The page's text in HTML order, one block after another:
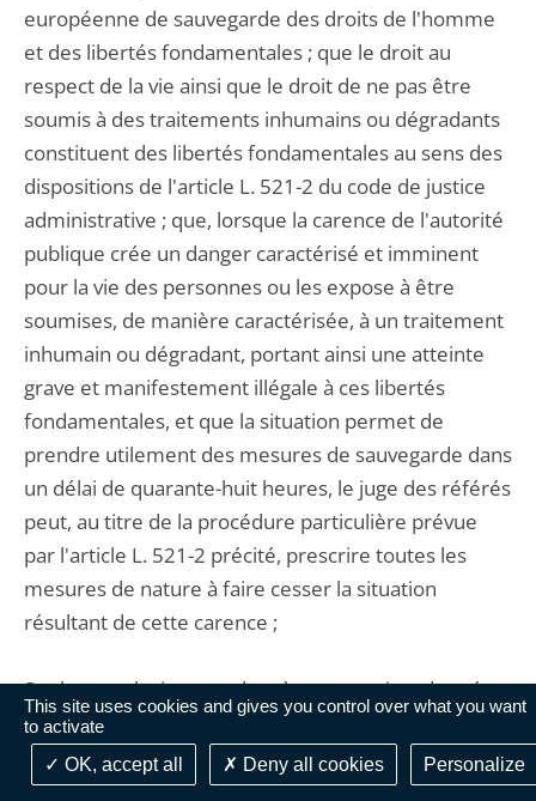
This site uses cookies and gives you control over what you want
to activate
OK, accept all
Deny all cookies Personalize
européenne de sauvegarde des droits de l'homme
et des libertés fondamentales ; que le droit au
respect de la vie ainsi que le droit de ne pas être
soumis à des traitements inhumains ou dégradants
constituent des libertés fondamentales au sens des
dispositions de l'article L. 521-2 du code de justice
administrative ; que, lorsque la carence de l'autorité
publique crée un danger caractérisé et imminent
pour la vie des personnes ou les expose à être
soumises, de manière caractérisée, à un traitement
inhumain ou dégradant, portant ainsi une atteinte
grave et manifestement illégale à ces libertés
fondamentales, et que la situation permet de
prendre utilement des mesures de sauvegarde dans
un délai de quarante-huit heures, le juge des référés
peut, au titre de la procédure particulière prévue
par l'article L. 521-2 précité, prescrire toutes les
mesures de nature à faire cesser la situation
résultant de cette carence ;
Sur les conclusions tendant à ce que soit ordonnée
une inspection de l'ensemble des cellules
individuelles du centre pénitentiaire des Baumettes